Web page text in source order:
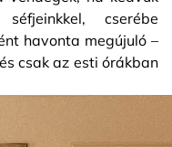
cserébe
havonta megújuló –
csak az esti órákban